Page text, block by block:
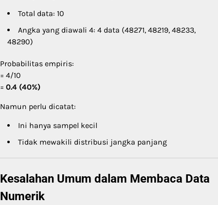
Total data: 10
Angka yang diawali 4: 4 data (48271, 48219, 48233,
48290)
Probabilitas empiris:
= 4/10
= 0.4 (40%)
Namun perlu dicatat:
Ini hanya sampel kecil
Tidak mewakili distribusi jangka panjang
Kesalahan Umum dalam Membaca Data
Numerik